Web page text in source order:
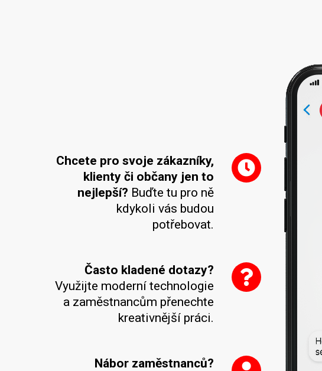
Chcete pro svoje zákazníky,
klienty či občany jen to
nejlepší? Buďte tu pro ně
kdykoli vás budou
potřebovat.
Často kladené dotazy?
Využijte moderní technologie
a zaměstnancům přenechte
kreativnější práci.
Nábor zaměstnanců?